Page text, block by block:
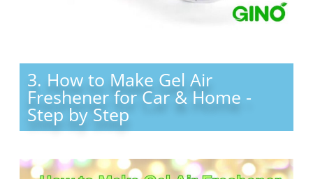
3. How to Make Gel Air
Freshener for Car & Home -
Step by Step